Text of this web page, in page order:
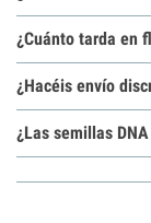
¿Cuánto tarda en
¿Hacéis envío
¿Las semillas